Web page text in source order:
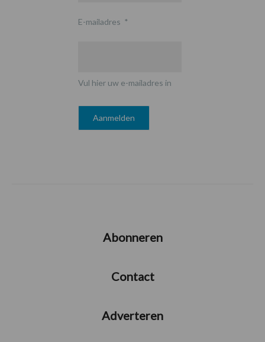
E-mailadres *
Vul hier uw e-mailadres in
Abonneren
Contact
Adverteren